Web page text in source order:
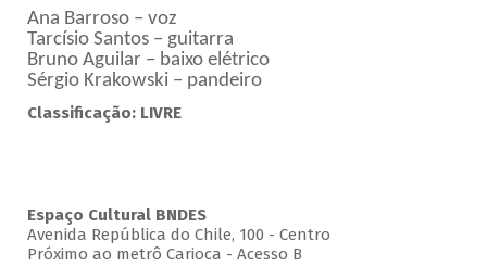
Ana Barroso – voz
Tarcísio Santos – guitarra
Bruno Aguilar – baixo elétrico
Sérgio Krakowski – pandeiro
Classificação: LIVRE
Espaço Cultural BNDES
Avenida República do Chile, 100 - Centro
Próximo ao metrô Carioca - Acesso B